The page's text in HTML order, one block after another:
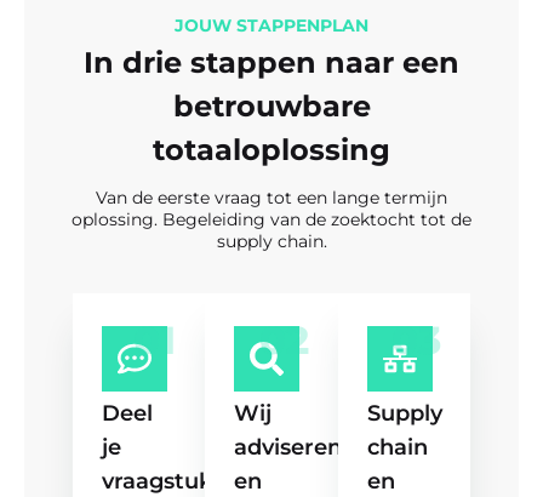
JOUW STAPPENPLAN
In drie stappen naar een
betrouwbare
totaaloplossing
Van de eerste vraag tot een lange termijn
oplossing. Begeleiding van de zoektocht tot de
supply chain.
Deel
je
vraagstuk
01
Wij
adviseren
en
02
Supply
chain
en
03